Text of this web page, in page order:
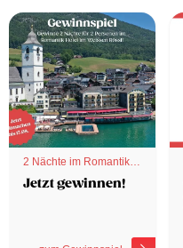
2 Nächte im Romantik
Hotel
Jetzt gewinnen!